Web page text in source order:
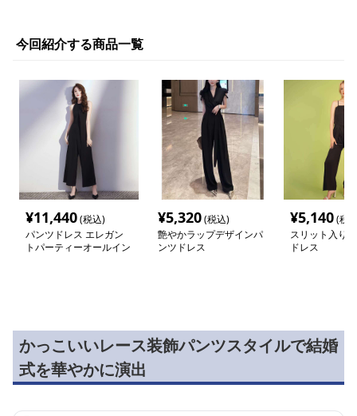
今回紹介する商品一覧
¥11,440(税込)
パンツドレス エレガン
トパーティーオールイン
¥5,320(税込)
艶やかラップデザインパ
ンツドレス
¥5,140(税
スリット入り
ドレス
かっこいいレース装飾パンツスタイルで結婚
式を華やかに演出